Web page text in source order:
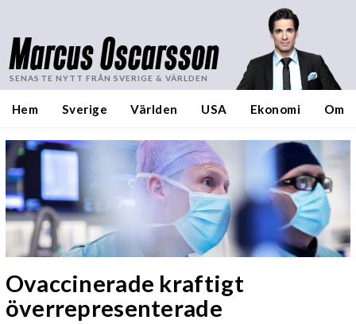
Marcus Oscarsson
SENASTE NYTT FRÅN SVERIGE & VÄRLDEN
Hem Sverige Världen USA Ekonomi Om
Ovaccinerade kraftigt
överrepresenterade